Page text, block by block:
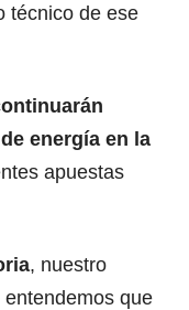
técnico de ese
energía en la
apuestas
, nuestro
que